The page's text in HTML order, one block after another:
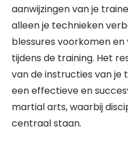
aanwijzingen van je
alleen je technieken
blessures voorkomen
tijdens de training. Het
van de instructies van je
een effectieve en
martial arts, waarbij
centraal staan.